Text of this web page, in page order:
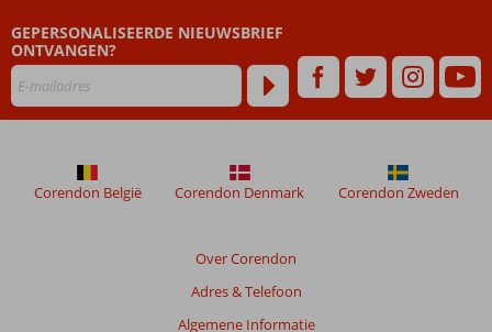
GEPERSONALISEERDE NIEUWSBRIEF
ONTVANGEN?
Over Corendon
Adres & Telefoon
Algemene Informatie
Corendon België Corendon Denmark Corendon Zweden